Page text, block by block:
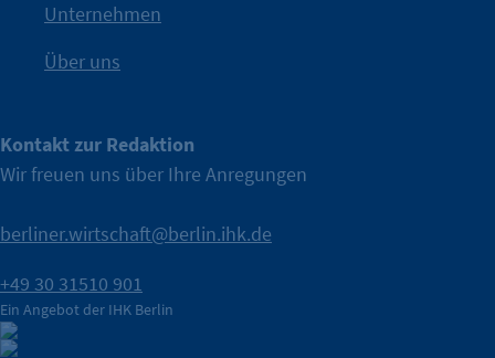
IHK Berlin. Offizieller Unterstützer der Berliner Wirtschaft.
Unternehmen
Über uns
Kontakt zur Redaktion
Wir freuen uns über Ihre Anregungen
berliner.wirtschaft@berlin.ihk.de
+49 30 31510 901
Ein Angebot der IHK Berlin